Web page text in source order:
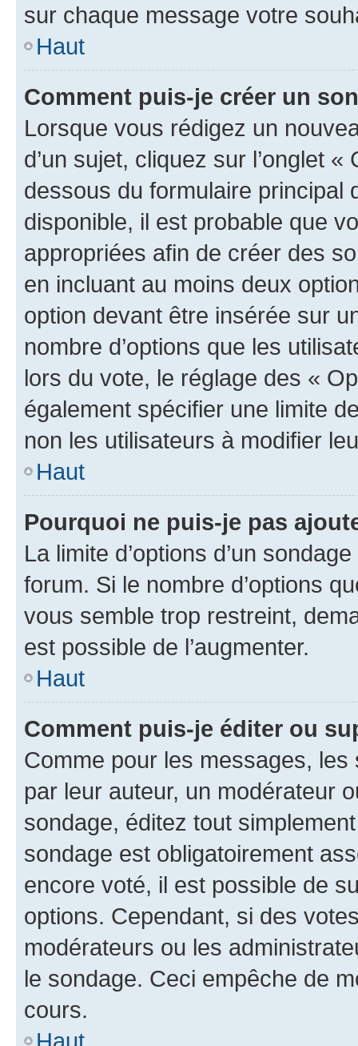
sur chaque message votre
Haut
Comment puis-je créer un
Lorsque vous rédigez un
d’un sujet, cliquez sur l’onglet
dessous du formulaire principal
disponible, il est probable que
appropriées afin de créer des
en incluant au moins deux
option devant être insérée sur
nombre d’options que les
lors du vote, le réglage des «
également spécifier une limite
non les utilisateurs à modifier
Haut
Pourquoi ne puis-je pas
La limite d’options d’un
forum. Si le nombre d’options
vous semble trop restreint,
est possible de l’augmenter.
Haut
Comment puis-je éditer ou
Comme pour les messages,
par leur auteur, un modérateur
sondage, éditez tout
sondage est obligatoirement
encore voté, il est possible de
options. Cependant, si des
modérateurs ou les
le sondage. Ceci empêche de
cours.
Haut